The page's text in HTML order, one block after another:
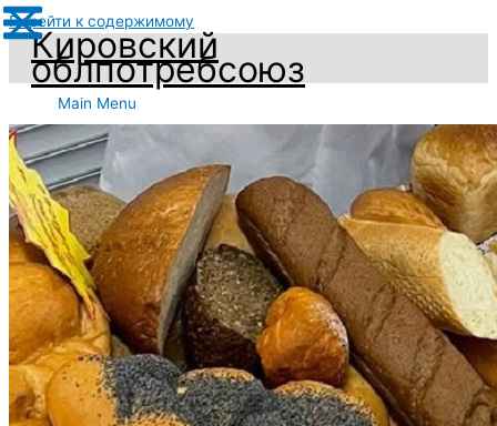
Перейти к содержимому
Кировский
облпотребсоюз
Main Menu